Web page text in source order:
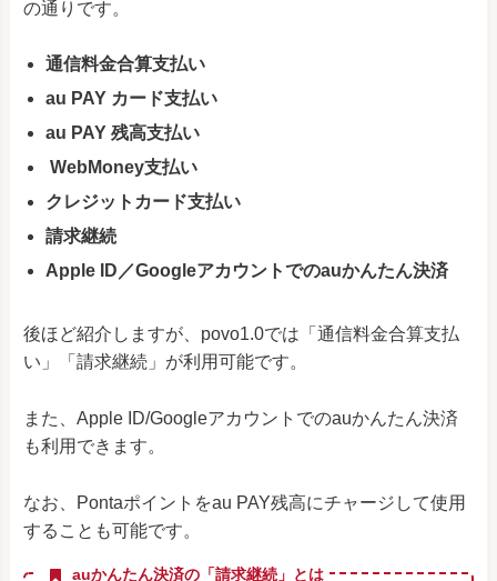
の通りです。
通信料金合算支払い
au PAY カード支払い
au PAY 残高支払い
WebMoney支払い
クレジットカード支払い
請求継続
Apple ID／Googleアカウントでのauかんたん決済
後ほど紹介しますが、povo1.0では「通信料金合算支払
い」「請求継続」が利用可能です。
また、Apple ID/Googleアカウントでのauかんたん決済
も利用できます。
なお、Pontaポイントをau PAY残高にチャージして使用
することも可能です。
auかんたん決済の「請求継続」とは